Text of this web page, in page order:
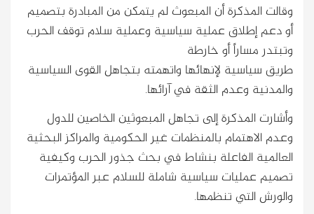
وقالت المذكرة أن المبعوث لم يتمكن من المبادرة بتصميم
أو دعم إطلاق عملية سياسية وعملية سلام توقف الحرب
وتبتدر مساراً أو خارطة
طريق سياسية لإنهائها واتهمته بتجاهل القوى السياسية
والمدنية وعدم الثقة في آرائها.
وأشارت المذكرة إلى تجاهل المبعوثين الخاصين للدول
وعدم الاهتمام بالمنظمات غير الحكومية والمراكز البحثية
العالمية الفاعلة بنشاط في بحث جذور الحرب وكيفية
تصميم عمليات سياسية شاملة للسلام عبر المؤتمرات
والورش التي تنظمها.